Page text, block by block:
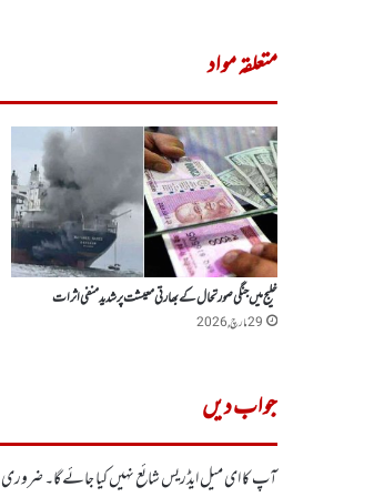
متعلقہ مواد
خلیج میں جنگی صورتحال کے بھارتی معیشت پر شدیدمنفی اثرات
29 مارچ, 2026
جواب دیں
آپ کا ای میل ایڈریس شائع نہیں کیا جائے گا۔ضروری